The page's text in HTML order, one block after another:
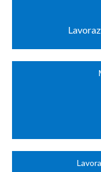
WHISTLEBLOWING